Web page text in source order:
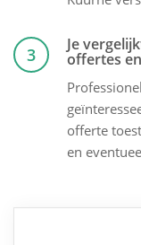
3 Je
offertes
offerte
en